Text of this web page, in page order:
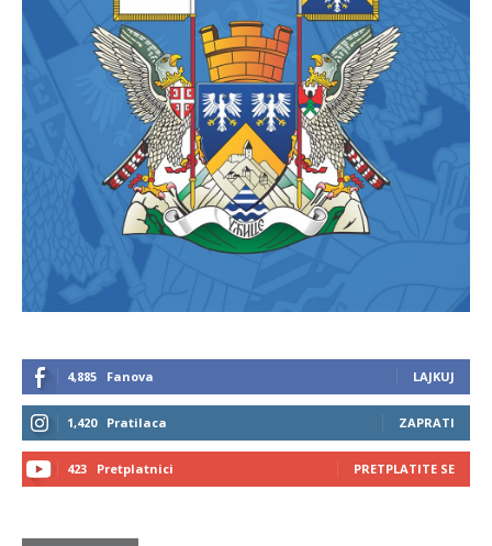
4,885 Fanova LAJKUJ
1,420 Pratilaca ZAPRATI
423 Pretplatnici PRETPLATITE SE